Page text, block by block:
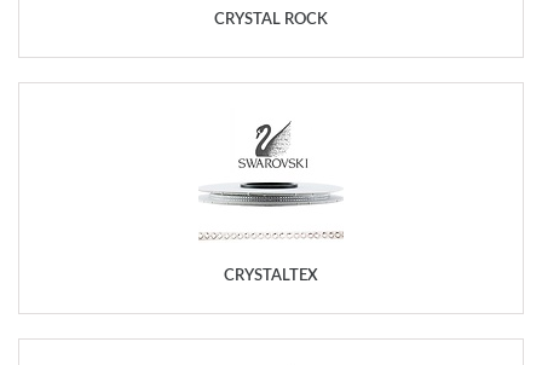
CRYSTAL ROCK
CRYSTALTEX